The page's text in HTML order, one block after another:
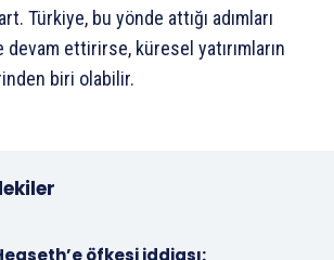
Türkiye, bu yönde attığı adımları
ettirirse, küresel yatırımların
biri olabilir.
öfkesi iddiası: